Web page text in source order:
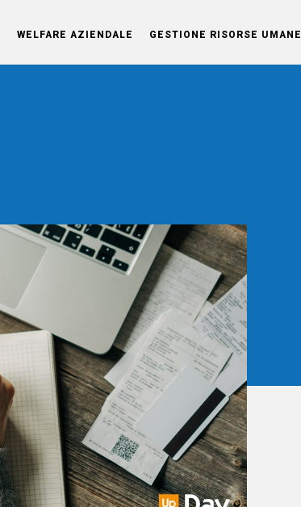
WELFARE AZIENDALE GESTIONE RISORSE UMANE